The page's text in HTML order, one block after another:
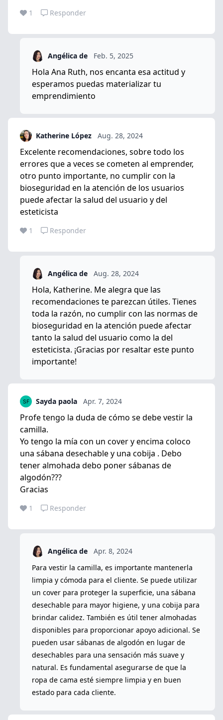
1 Responder
Angélica de Feb. 5, 2025
Hola Ana Ruth, nos encanta esa actitud y
esperamos puedas materializar tu
emprendimiento
Katherine López Aug. 28, 2024
Excelente recomendaciones, sobre todo los
errores que a veces se cometen al emprender,
otro punto importante, no cumplir con la
bioseguridad en la atención de los usuarios
puede afectar la salud del usuario y del
esteticista
1 Responder
Angélica de Aug. 28, 2024
Hola, Katherine. Me alegra que las
recomendaciones te parezcan útiles. Tienes
toda la razón, no cumplir con las normas de
bioseguridad en la atención puede afectar
tanto la salud del usuario como la del
esteticista. ¡Gracias por resaltar este punto
importante!
Sayda paola Apr. 7, 2024
Profe tengo la duda de cómo se debe vestir la
camilla.
Yo tengo la mía con un cover y encima coloco
una sábana desechable y una cobija . Debo
tener almohada debo poner sábanas de
algodón???
Gracias
1 Responder
Angélica de
Apr. 8, 2024
Para vestir la camilla, es importante mantenerla
limpia y cómoda para el cliente. Se puede utilizar
un cover para proteger la superficie, una sábana
desechable para mayor higiene, y una cobija para
brindar calidez. También es útil tener almohadas
disponibles para proporcionar apoyo adicional. Se
pueden usar sábanas de algodón en lugar de
desechables para una sensación más suave y
natural. Es fundamental asegurarse de que la
ropa de cama esté siempre limpia y en buen
estado para cada cliente.